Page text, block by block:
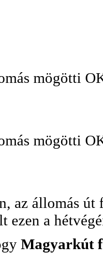
mögötti
mögötti
az állomás
ezen a
Magyarkút